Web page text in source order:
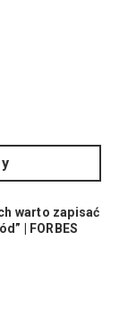
warto zapisać
| FORBES